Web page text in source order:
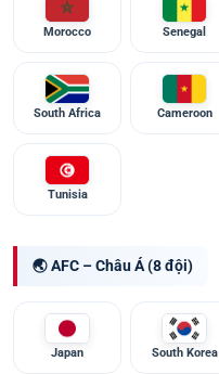
Morocco Senegal
South Africa Cameroon
Tunisia
🌏 AFC – Châu Á (8 đội)
Japan South Korea